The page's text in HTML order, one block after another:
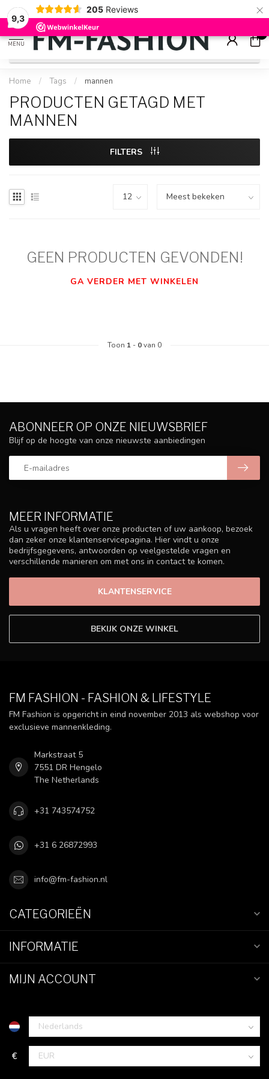
9,3
205 Reviews ×
Check onzesale artikelenvoor flinke kortingen
MENU
0
Home / Tags / mannen
PRODUCTEN GETAGD MET
MANNEN
FILTERS
GEEN PRODUCTEN GEVONDEN!
GA VERDER MET WINKELEN
Toon 1 - 0van 0
MEER INFORMATIE
Als u vragen heeft over onze producten of uw aankoop, bezoek
dan zeker onze klantenservicepagina. Hier vindt u onze
bedrijfsgegevens, antwoorden op veelgestelde vragen en
verschillende manieren om met ons in contact te komen.
KLANTENSERVICE
BEKIJK ONZE WINKEL
ABONNEER OP ONZE NIEUWSBRIEF
Blijf op de hoogte van onze nieuwste aanbiedingen
FM FASHION - FASHION & LIFESTYLE
FM Fashion is opgericht in eind november 2013 als webshop voor
exclusieve mannenkleding.
Markstraat 5
7551 DR Hengelo
The Netherlands
+31 743574752
+31 6 26872993
info@fm-fashion.nl
CATEGORIEËN
INFORMATIE
MIJN ACCOUNT
€